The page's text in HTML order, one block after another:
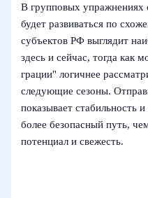
В групповых упражнениях
будет развиваться по
субъектов РФ выглядит
здесь и сейчас, тогда как
грации" логичнее
следующие сезоны.
показывает стабильность
более безопасный путь,
потенциал и свежесть.